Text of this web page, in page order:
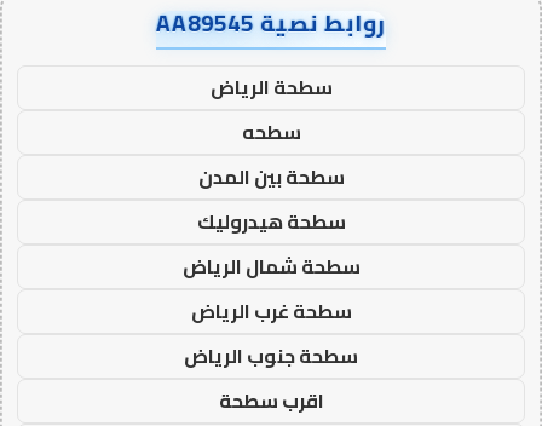
روابط نصية AA89545
سطحة الرياض
سطحه
سطحة بين المدن
سطحة هيدروليك
سطحة شمال الرياض
سطحة غرب الرياض
سطحة جنوب الرياض
اقرب سطحة